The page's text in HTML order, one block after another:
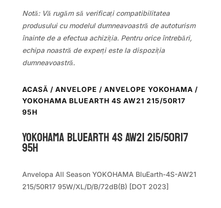
Notă: Vă rugăm să verificați compatibilitatea
produsului cu modelul dumneavoastră de autoturism
înainte de a efectua achiziția. Pentru orice întrebări,
echipa noastră de experți este la dispoziția
dumneavoastră.
ACASĂ / ANVELOPE / ANVELOPE YOKOHAMA /
YOKOHAMA BLUEARTH 4S AW21 215/50R17
95H
Yokohama BLUEARTH 4S AW21 215/50R17
95H
Anvelopa All Season YOKOHAMA BluEarth-4S-AW21
215/50R17 95W/XL/D/B/72dB(B) [DOT 2023]